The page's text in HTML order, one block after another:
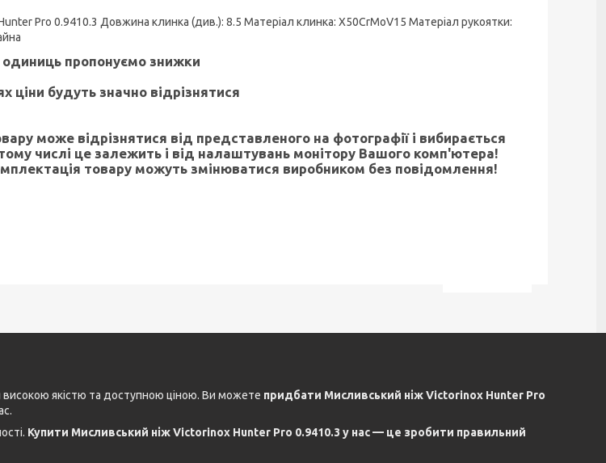
Pro 0.9410.3 Довжина клинка (див.): 8.5 Матеріал клинка: X50CrMoV15 Матеріал рукоятки:
одиниць пропонуємо знижки
ціни будуть значно відрізнятися
може відрізнятися від представленого на фотографії і вибирається
числі це залежить і від налаштувань монітору Вашого комп'ютера!
товару можуть змінюватися виробником без повідомлення!
високою якістю та доступною ціною. Ви можете придбати Мисливський ніж Victorinox Hunter Pro
Купити Мисливський ніж Victorinox Hunter Pro 0.9410.3 у нас — це зробити правильний